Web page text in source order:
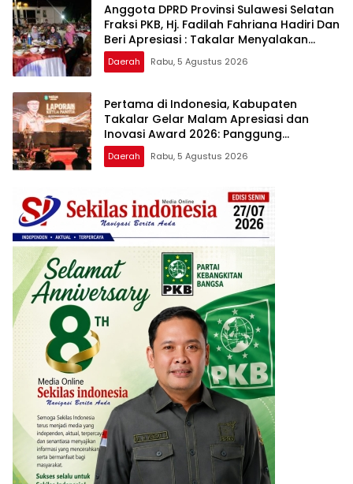
Anggota DPRD Provinsi Sulawesi Selatan
Fraksi PKB, Hj. Fadilah Fahriana Hadiri Dan
Beri Apresiasi : Takalar Menyalakan
Lentera Pengabdian Melalui Malam
Apresiasi dan Inovasi Award 2026
Daerah Rabu, 5 Agustus 2026
Pertama di Indonesia, Kabupaten
Takalar Gelar Malam Apresiasi dan
Inovasi Award 2026: Panggung
Penghargaan bagi Pelayan Publik
Berprestasi
Daerah Rabu, 5 Agustus 2026